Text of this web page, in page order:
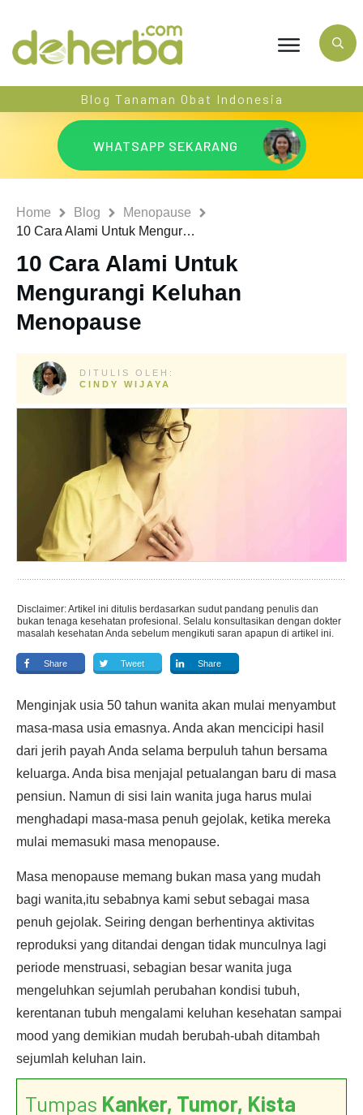
Blog Tanaman Obat Indonesia
WHATSAPP SEKARANG
Home Blog
Menopause
10 Cara Alami Untuk Mengurangi Keluhan Menopause
10 Cara Alami Untuk
Mengurangi Keluhan
Menopause
DITULIS OLEH:
CINDY WIJAYA
Disclaimer: Artikel ini ditulis berdasarkan sudut pandang penulis dan
bukan tenaga kesehatan profesional. Selalu konsultasikan dengan dokter
masalah kesehatan Anda sebelum mengikuti saran apapun di artikel ini.
Share Tweet Share
Menginjak usia 50 tahun wanita akan mulai menyambut
masa-masa usia emasnya. Anda akan mencicipi hasil
dari jerih payah Anda selama berpuluh tahun bersama
keluarga. Anda bisa menjajal petualangan baru di masa
pensiun. Namun di sisi lain wanita juga harus mulai
menghadapi masa-masa penuh gejolak, ketika mereka
mulai memasuki masa menopause.
Masa menopause memang bukan masa yang mudah
bagi wanita,itu sebabnya kami sebut sebagai masa
penuh gejolak. Seiring dengan berhentinya aktivitas
reproduksi yang ditandai dengan tidak munculnya lagi
periode menstruasi, sebagian besar wanita juga
mengeluhkan sejumlah perubahan kondisi tubuh,
kerentanan tubuh mengalami keluhan kesehatan sampai
mood yang demikian mudah berubah-ubah ditambah
sejumlah keluhan lain.
Tumpas Kanker, Tumor, Kista